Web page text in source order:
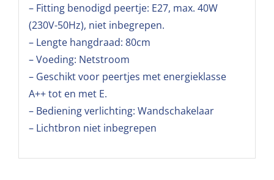
– Fitting benodigd peertje: E27, max. 40W
(230V-50Hz), niet inbegrepen.
– Lengte hangdraad: 80cm
– Voeding: Netstroom
– Geschikt voor peertjes met energieklasse
A++ tot en met E.
– Bediening verlichting: Wandschakelaar
– Lichtbron niet inbegrepen